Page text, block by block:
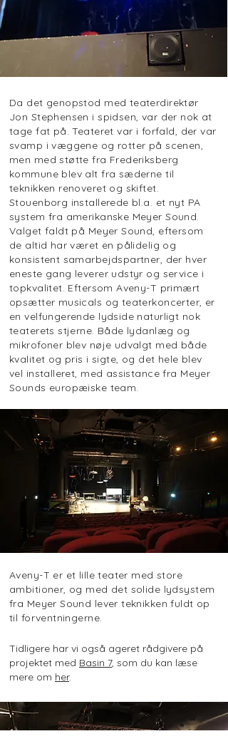
Da det genopstod med teaterdirektør
Jon Stephensen i spidsen, var der nok at
tage fat på. Teateret var i forfald, der var
svamp i væggene og rotter på scenen,
men med støtte fra Frederiksberg
kommune blev alt fra sæderne til
teknikken renoveret og skiftet.
Stouenborg installerede bl.a. et nyt PA
system fra amerikanske Meyer Sound.
Valget faldt på Meyer Sound, eftersom
de altid har været en pålidelig og
konsistent samarbejdspartner, der hver
eneste gang leverer udstyr og service i
topkvalitet. Eftersom Aveny-T primært
opsætter musicals og teaterkoncerter, er
en velfungerende lydside naturligt nok
teaterets stjerne. Både lydanlæg og
mikrofoner blev nøje udvalgt med både
kvalitet og pris i sigte, og det hele blev
vel installeret, med assistance fra Meyer
Sounds europæiske team.
Aveny-T er et lille teater med store
ambitioner, og med det solide lydsystem
fra Meyer Sound lever teknikken fuldt op
til forventningerne.
Tidligere har vi også ageret rådgivere på
projektet med Basin 7, som du kan læse
mere om her.